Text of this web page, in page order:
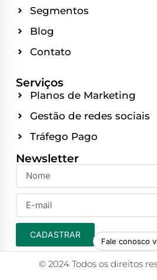
Fale conosco
Segmentos
Blog
Contato
Serviços
Planos de Marketing
Gestão de redes sociais
Tráfego Pago
Newsletter
CADASTRAR
© 2024 Todos os direitos